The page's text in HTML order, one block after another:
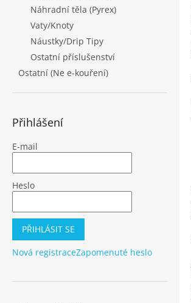
Náhradní těla (Pyrex)
Vaty/Knoty
Náustky/Drip Tipy
Ostatní příslušenství
Ostatní (Ne e-kouření)
Přihlášení
E-mail
Heslo
PŘIHLÁSIT SE
Nová registraceZapomenuté heslo